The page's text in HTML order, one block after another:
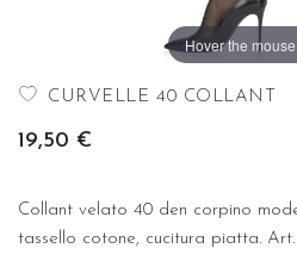
Hover the
CURVELLE 40 COLLANT
19,50 €
Collant velato 40 den corpino
tassello cotone, cucitura piatta. Art.